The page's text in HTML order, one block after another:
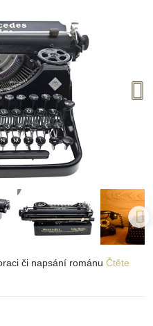
či napsání románu Čtěte